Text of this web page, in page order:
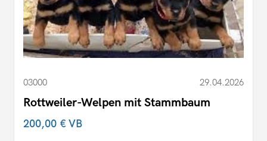
03000 29.04.2026
Rottweiler-Welpen mit Stammbaum
200,00 €VB